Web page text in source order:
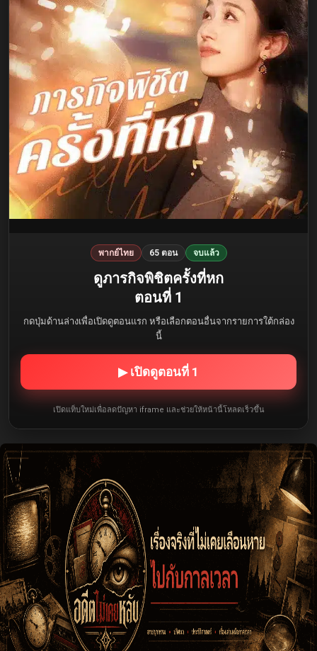
พากย์ไทย 65 ตอน จบแล้ว
ดูภารกิจพิชิตครั้งที่หก
ตอนที่ 1
กดปุ่มด้านล่างเพื่อเปิดดูตอนแรก หรือเลือกตอนอื่นจากรายการใต้กล่อง
นี้
▶ เปิดดูตอนที่ 1
เปิดแท็บใหม่เพื่อลดปัญหา iframe และช่วยให้หน้านี้โหลดเร็วขึ้น